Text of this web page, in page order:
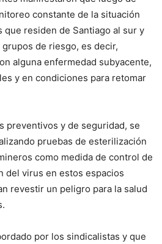
constante de la situación
que residen de Santiago al sur y
de riesgo, es decir,
alguna enfermedad subyacente,
y en condiciones para retomar
preventivos y de seguridad, se
pruebas de esterilización
como medida de control de
del virus en estos espacios
revestir un peligro para la salud
por los sindicalistas y que